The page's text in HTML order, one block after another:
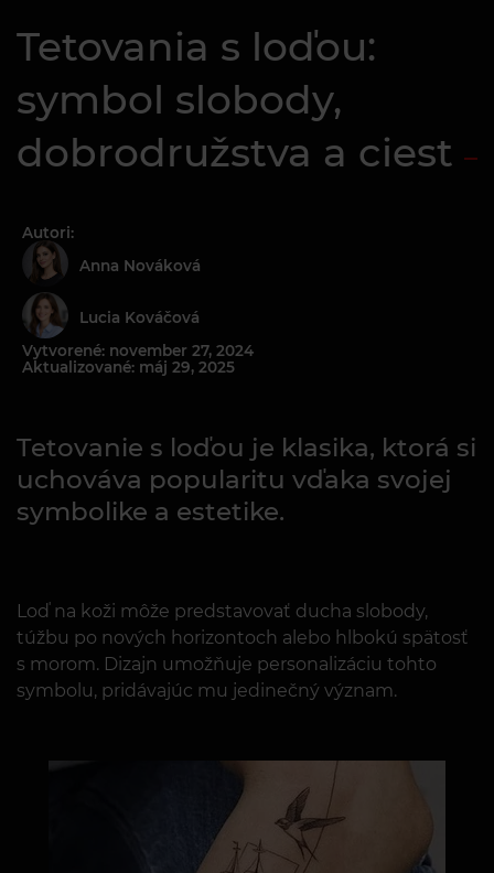
Tetovania s loďou:
symbol slobody,
dobrodružstva a ciest
Autori:
Anna Nováková
Lucia Kováčová
Vytvorené: november 27, 2024
Aktualizované: máj 29, 2025
Tetovanie s loďou je klasika, ktorá si
uchováva popularitu vďaka svojej
symbolike a estetike.
Loď na koži môže predstavovať ducha slobody,
túžbu po nových horizontoch alebo hlbokú spätosť
s morom. Dizajn umožňuje personalizáciu tohto
symbolu, pridávajúc mu jedinečný význam.